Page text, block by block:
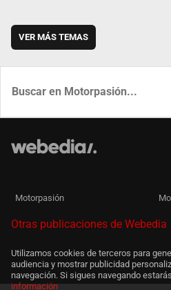
VER MÁS TEMAS
Motorpasión
Otras publicaciones de Webedia
Utilizamos cookies de terceros para
audiencia y mostrar publicidad
navegación. Si sigues navegando
información